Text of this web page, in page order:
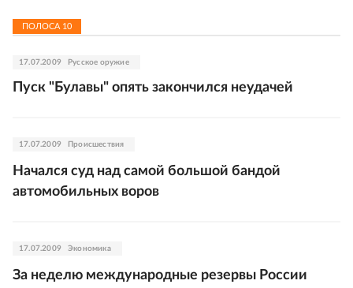
ПОЛОСА 10
17.07.2009 Русское оружие
Пуск "Булавы" опять закончился неудачей
17.07.2009 Происшествия
Начался суд над самой большой бандой
автомобильных воров
17.07.2009 Экономика
За неделю международные резервы России